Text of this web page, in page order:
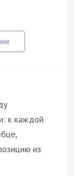
к каждой
из